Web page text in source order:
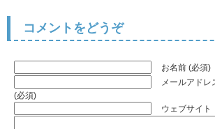
コメントをどうぞ
お名前 (必須)
メールアド
(必須)
ウェブサイト